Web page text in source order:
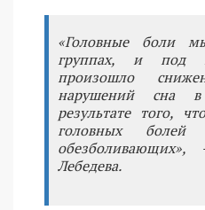
«Головные боли
группах, и под
произошло
нарушений сна
результате того,
головных болей
Лебедева.